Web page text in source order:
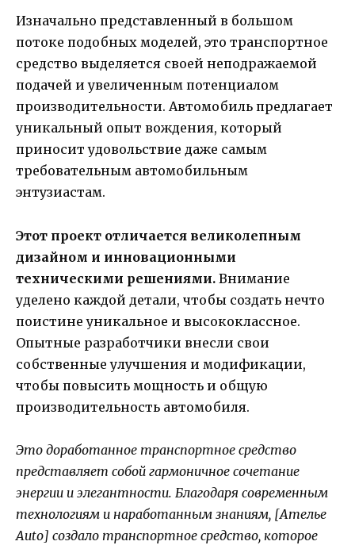
Изначально представленный в большом
потоке подобных моделей, это транспортное
средство выделяется своей неподражаемой
подачей и увеличенным потенциалом
производительности. Автомобиль предлагает
уникальный опыт вождения, который
приносит удовольствие даже самым
требовательным автомобильным
энтузиастам.
Этот проект отличается великолепным
дизайном и инновационными
техническими решениями. Внимание
уделено каждой детали, чтобы создать нечто
поистине уникальное и высококлассное.
Опытные разработчики внесли свои
собственные улучшения и модификации,
чтобы повысить мощность и общую
производительность автомобиля.
Это доработанное транспортное средство
представляет собой гармоничное сочетание
энергии и элегантности. Благодаря современным
технологиям и наработанным знаниям, [Ателье
Auto] создало транспортное средство, которое